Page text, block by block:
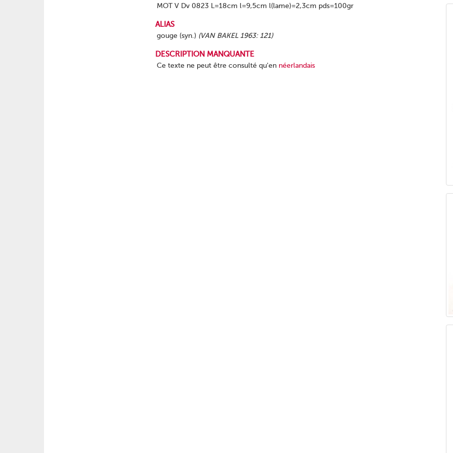
MOT V Dv 0823 L=18cm l=9,5cm l(lame)=2,3cm pds=100gr
ALIAS
gouge (syn.) (VAN BAKEL 1963: 121)
DESCRIPTION MANQUANTE
Ce texte ne peut être consulté qu'en néerlandais